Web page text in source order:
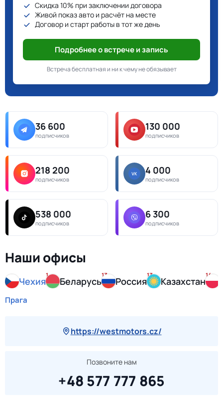
Скидка 10% при заключении договора
Живой показ авто и расчёт на месте
Договор и старт работы в тот же день
Подробнее о встрече и запись
Встреча бесплатная и ни к чему не обязывает
36 600
подписчиков
130 000
подписчиков
218 200
подписчиков
4 000
подписчиков
538 000
подписчиков
6 300
подписчиков
Наши офисы
Чехия
1
Беларусь
13
Россия
13
Казахстан
14
Прага
https://westmotors.cz/
Позвоните нам
+48 577 777 865